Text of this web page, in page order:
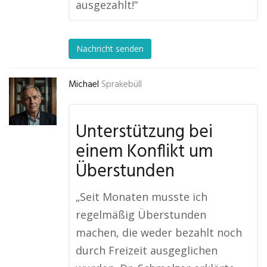
ausgezahlt!“
Nachricht senden
Michael Sprakebüll
Unterstützung bei
einem Konflikt um
Überstunden
„Seit Monaten musste ich
regelmäßig Überstunden
machen, die weder bezahlt noch
durch Freizeit ausgeglichen